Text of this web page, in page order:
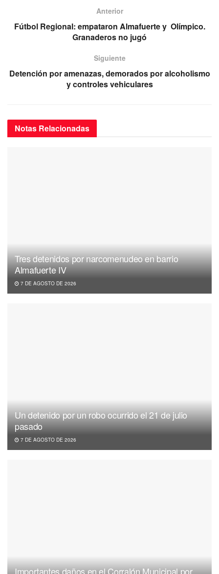
o p
p
a
m
Anterior
Fútbol Regional: empataron Almafuerte y Olímpico.
Granaderos no jugó
Siguiente
Detención por amenazas, demorados por alcoholismo
y controles vehiculares
Notas Relacionadas
Tres detenidos por narcomenudeo en barrio
Almafuerte IV
7 DE AGOSTO DE 2026
Un detenido por un robo ocurrido el 21 de julio
pasado
7 DE AGOSTO DE 2026
Importantes daños en el Corralón Municipal por